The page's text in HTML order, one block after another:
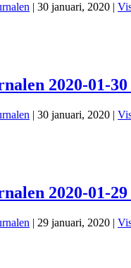
| 30 januari, 2020 |
2020-01-30
| 30 januari, 2020 |
2020-01-29
| 29 januari, 2020 |